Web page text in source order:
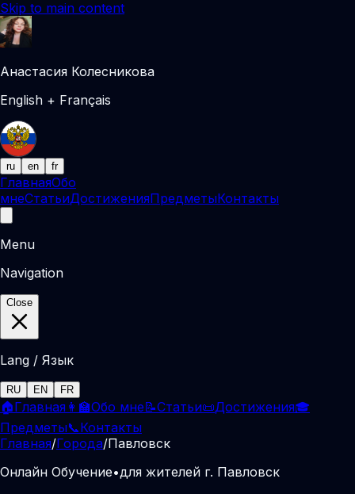
Skip to main content
Анастасия Колесникова
English + Français
ru en fr
ГлавнаяОбо
мнеСтатьиДостиженияПредметыКонтакты
Menu
Navigation
Close
Lang / Язык
RU EN FR
🏠Главная 👩‍🏫Обо мне📝Статьи📜Достижения🎓
Предметы📞Контакты
Главная/Города/Павловск
Онлайн Обучение•для жителей г. Павловск